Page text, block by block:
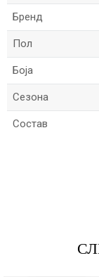
Бренд
Пол
Боја
Сезона
Состав